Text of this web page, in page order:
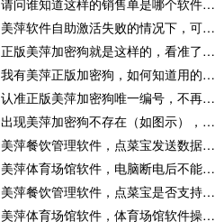
功能有没有呀？
请问谁知道这样的销售单是哪个软件做
出来的？
美萍软件自助激活失败的情况下，可以
获取串号 发给客服激活，获取串号的方
式有两种如下
正版美萍加密狗就是这样的，看准了，
再也不被骗
我有美萍正版加密狗，如何知道用的是
哪个版本？就是想麻烦查询这个加密狗
类型是单机还是专业版 ？
认准正版美萍加密狗唯一编号，不再被
盗版商所骗
出现美萍加密狗不存在（如图示），是
何因？检测不到加密狗，可能加密狗坏
了，或加密狗没插好，或电脑u口接触不
好，或电脑u口坏了
美萍餐饮管理软件，点菜宝发送数据时
自动关机？
美萍体育场馆软件，电脑断电后不能控
制灯光控制器？
美萍餐饮管理软件，点菜宝是否支持点
临时菜或时价商品？
美萍体育场馆软件，体育场馆软件操作